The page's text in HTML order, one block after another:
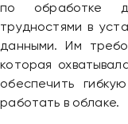
по обработке
трудностями в
данными. Им
которая
обеспечить
работать в облаке.